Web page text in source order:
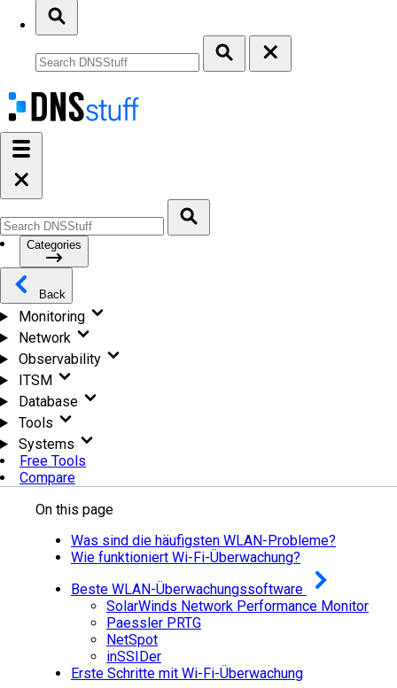
Categories
Back
Monitoring
Network
Observability
ITSM
Database
Tools
Systems
Free Tools
Compare
On this page
Was sind die häufigsten WLAN-Probleme?
Wie funktioniert Wi-Fi-Überwachung?
Beste WLAN-Überwachungssoftware
SolarWinds Network Performance Monitor
Paessler PRTG
NetSpot
inSSIDer
Erste Schritte mit Wi-Fi-Überwachung